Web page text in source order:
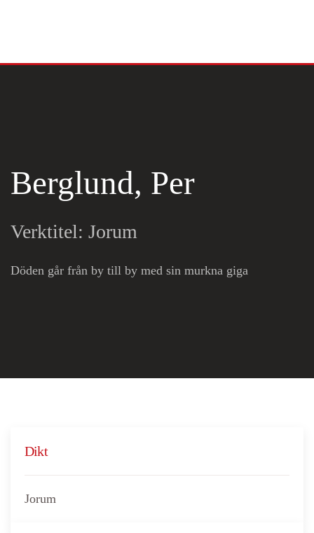
Berglund, Per
Verktitel: Jorum
Döden går från by till by med sin murkna giga
Dikt
Jorum